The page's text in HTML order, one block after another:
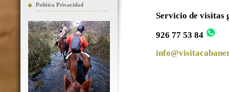
Política Privacidad
Servicio de visitas
926 77 53 84